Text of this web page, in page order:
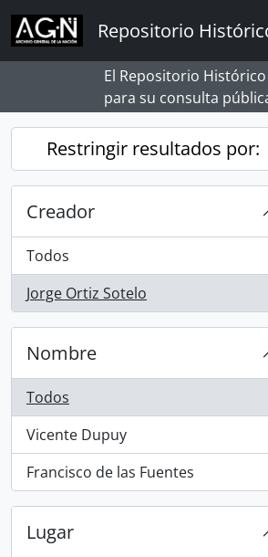
Skip to main content
Repositorio
El Repositorio
para su consulta
Restringir resultados por:
Creador
Todos
Jorge Ortiz Sotelo
, 1 resultados
Nombre
Todos
Vicente Dupuy
, 1 resultados
Francisco de las Fuentes
, 1 resultados
Lugar